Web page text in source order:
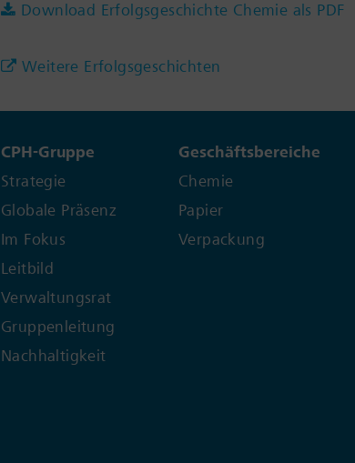
Download Erfolgsgeschichte Chemie als PDF
Weitere Erfolgsgeschichten
CPH-Gruppe
Strategie
Globale Präsenz
Im Fokus
Leitbild
Verwaltungsrat
Gruppenleitung
Nachhaltigkeit
Geschäftsbereiche
Chemie
Papier
Verpackung